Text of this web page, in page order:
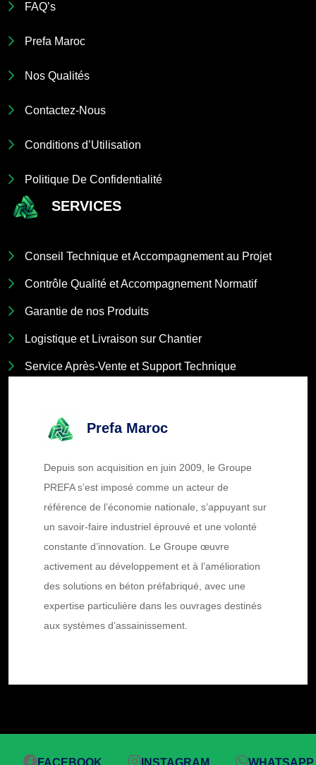
FAQ’s
Prefa Maroc
Nos Qualités
Contactez-Nous
Conditions d’Utilisation
Politique De Confidentialité
SERVICES
Conseil Technique et Accompagnement au Projet
Contrôle Qualité et Accompagnement Normatif
Garantie de nos Produits
Logistique et Livraison sur Chantier
Service Après-Vente et Support Technique
Prefa Maroc
Depuis son acquisition en juin 2009, le Groupe
PREFA s’est imposé comme un acteur de
référence de l’économie nationale, s’appuyant sur
un savoir-faire industriel éprouvé et une volonté
constante d’innovation. Le Groupe œuvre
activement au développement et à l’amélioration
des solutions en béton préfabriqué, avec une
expertise particulière dans les ouvrages destinés
aux systèmes d’assainissement.
FACEBOOK INSTAGRAM WHATSAPP